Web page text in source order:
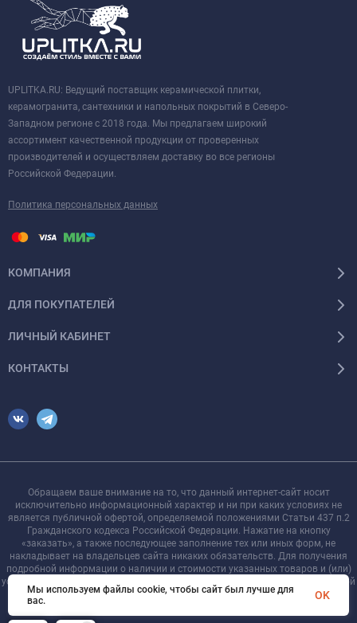
UPLITKA.RU: Ведущий поставщик керамической плитки,
керамогранита, сантехники и напольных покрытий в Северо-
Западном регионе с 2018 года. Мы предлагаем широкий
ассортимент качественной продукции от проверенных
производителей и осуществляем доставку во все регионы
Российской Федерации.
Политика персональных данных
КОМПАНИЯ
ДЛЯ ПОКУПАТЕЛЕЙ
ЛИЧНЫЙ КАБИНЕТ
КОНТАКТЫ
Обращаем ваше внимание на то, что данный интернет-сайт носит
исключительно информационный характер и ни при каких условиях не
является публичной офертой, определяемой положениями Статьи 437 п.2
Гражданского кодекса Российской Федерации. Нажатие на кнопку
«заказать», а также последующее заполнение тех или иных форм, не
накладывает на владельцев сайта никаких обязательств. Для получения
подробной информации о наличии и стоимости указанных товаров и (или)
услуг, пожалуйста, обращайтесь к менеджеру сайта с помощью специальной
формы связи или по телефону +7 921 755-09-90
Мы используем файлы cookie, чтобы сайт был лучше для
вас.
OK